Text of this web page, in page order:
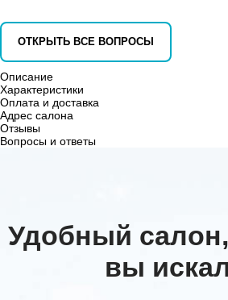
ОТКРЫТЬ ВСЕ ВОПРОСЫ
Описание
Характеристики
Оплата и доставка
Адрес салона
Отзывы
Вопросы и ответы
Удобный
вы